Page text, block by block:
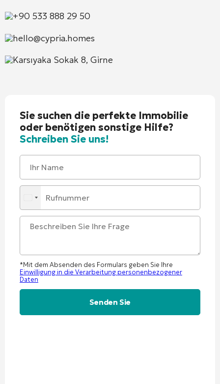
+90 533 888 29 50
hello@cypria.homes
Karsıyaka Sokak 8, Girne
Sie suchen die perfekte Immobilie
oder benötigen sonstige Hilfe?
Schreiben Sie uns!
*Mit dem Absenden des Formulars geben Sie Ihre
Einwilligung in die Verarbeitung personenbezogener
Daten